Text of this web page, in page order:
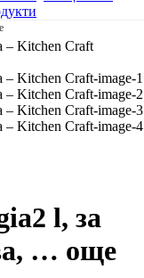
2 l, за
, … още